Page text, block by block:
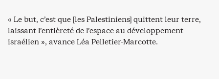
« Le but, c’est que [les Palestiniens] quittent leur terre,
laissant l’entièreté de l’espace au développement
israélien », avance Léa Pelletier-Marcotte.